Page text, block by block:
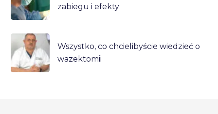
zabiegu i efekty
Wszystko, co chcielibyście wiedzieć o
wazektomii